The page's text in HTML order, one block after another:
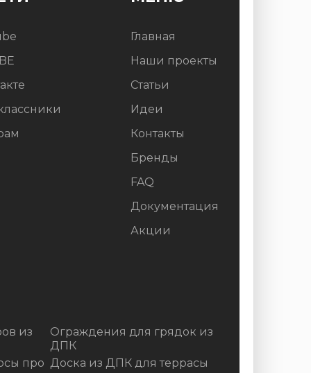
Главная
Наши проекты
Статьи
Идеи
Контакты
Бренды
FAQ
Документация
Акции
из
про
Ограждения для грядок из
ДПК
Доска из ДПК для террасы